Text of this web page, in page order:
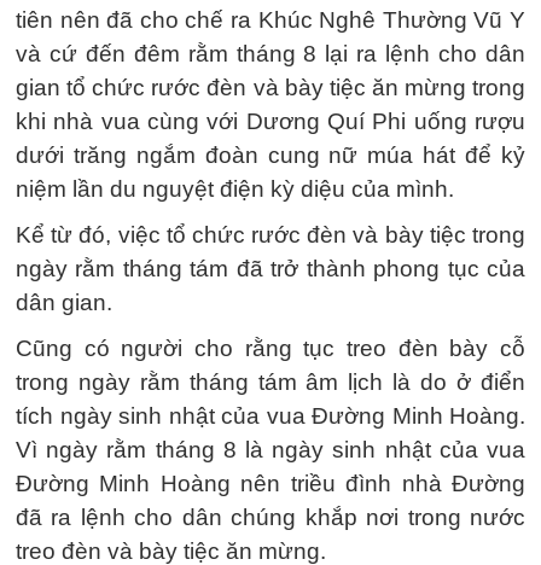
tiên nên đã cho chế ra Khúc Nghê Thường Vũ Y
và cứ đến đêm rằm tháng 8 lại ra lệnh cho dân
gian tổ chức rước đèn và bày tiệc ăn mừng trong
khi nhà vua cùng với Dương Quí Phi uống rượu
dưới trăng ngắm đoàn cung nữ múa hát để kỷ
niệm lần du nguyệt điện kỳ diệu của mình.
Kể từ đó, việc tổ chức rước đèn và bày tiệc trong
ngày rằm tháng tám đã trở thành phong tục của
dân gian.
Cũng có người cho rằng tục treo đèn bày cỗ
trong ngày rằm tháng tám âm lịch là do ở điển
tích ngày sinh nhật của vua Đường Minh Hoàng.
Vì ngày rằm tháng 8 là ngày sinh nhật của vua
Đường Minh Hoàng nên triều đình nhà Đường
đã ra lệnh cho dân chúng khắp nơi trong nước
treo đèn và bày tiệc ăn mừng.